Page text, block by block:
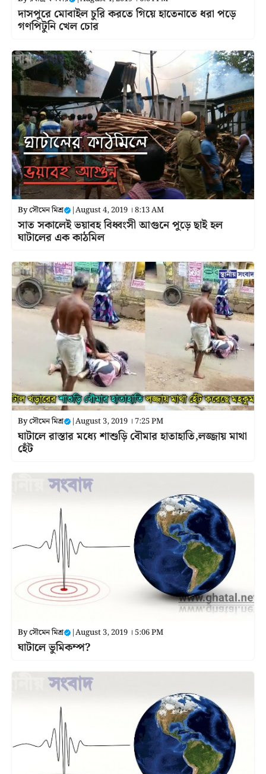
দাসপুরে মোবাইল চুরি করতে গিয়ে হাতেনাতে ধরা পড়ে
গণপিটুনি খেল চোর
Byসৌমেন মিশ্র |August 4, 2019 । 8:13 AM
সাত সকালেই ভয়াবহ বিধ্বংসী আগুনে পুড়ে ছাই হল
ঘাটালের এক কাঠমিল
Byসৌমেন মিশ্র |August 3, 2019 । 7:25 PM
ঘাটালে রাস্তার মধ্যে শাশুড়ি বৌমার হাতাহাতি,লজ্জায় মাথা
হেঁট
Byসৌমেন মিশ্র |August 3, 2019 । 5:06 PM
ঘাটালে ভুমিকম্প?